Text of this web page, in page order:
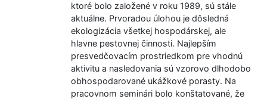
ktoré bolo založené v roku 1989, sú stále
aktuálne. Prvoradou úlohou je dôsledná
ekologizácia všetkej hospodárskej, ale
hlavne pestovnej činnosti. Najlepším
presvedčovacím prostriedkom pre vhodnú
aktivitu a nasledovania sú vzorovo dlhodobo
obhospodarované ukážkové porasty. Na
pracovnom seminári bolo konštatované, že